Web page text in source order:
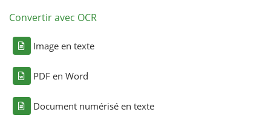
Convertir avec OCR
Image en texte
PDF en Word
Document numérisé en texte